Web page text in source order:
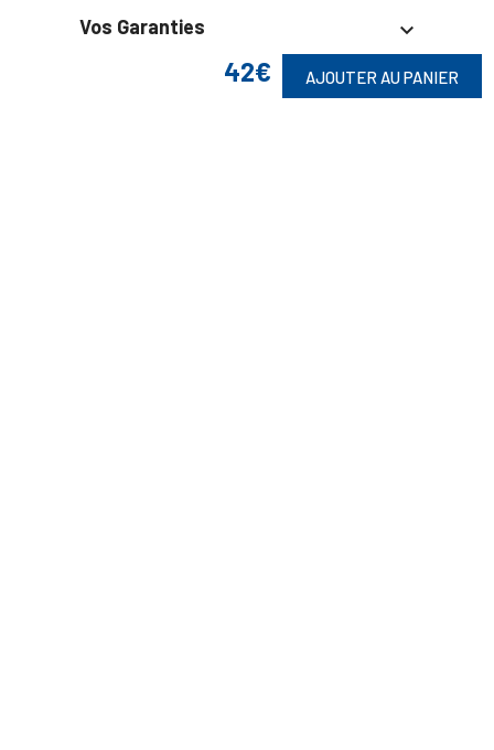
42€ AJOUTER AU PANIER
Vos Garanties 
